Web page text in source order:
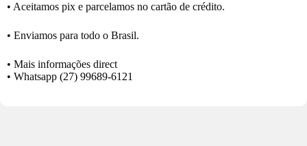
• Aceitamos pix e parcelamos no cartão de crédito.
• Enviamos para todo o Brasil.
• Mais informações direct
• Whatsapp (27) 99689-6121